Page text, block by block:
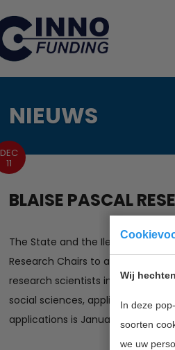
Wij
In deze
soorten
we uw
NIEUWS
DEC
11
BLAISE PASCAL
The State and the Ile-de-France
Research Chairs to
research scientists in all
social sciences, applied
applications is January 17, 2013.